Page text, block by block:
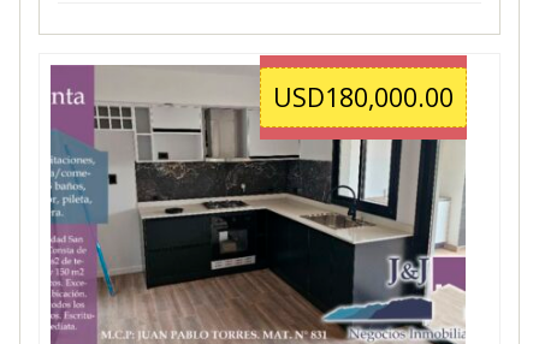
USD180,000.00